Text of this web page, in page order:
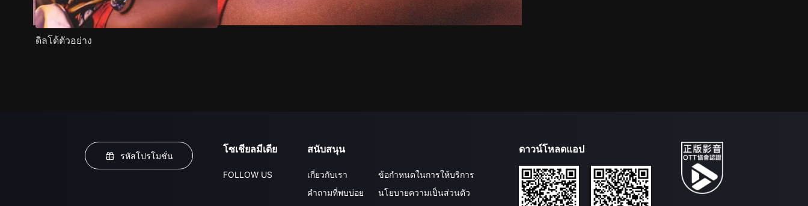
ดิลโด้ตัวอย่าง
รหัสโปรโมชั่น
โซเชียลมีเดีย
FOLLOW US
สนับสนุน
เกี่ยวกับเรา
คำถามที่พบบ่อย
ข้อกำหนดในการให้บริการ
นโยบายความเป็นส่วนตัว
ดาวน์โหลดแอป